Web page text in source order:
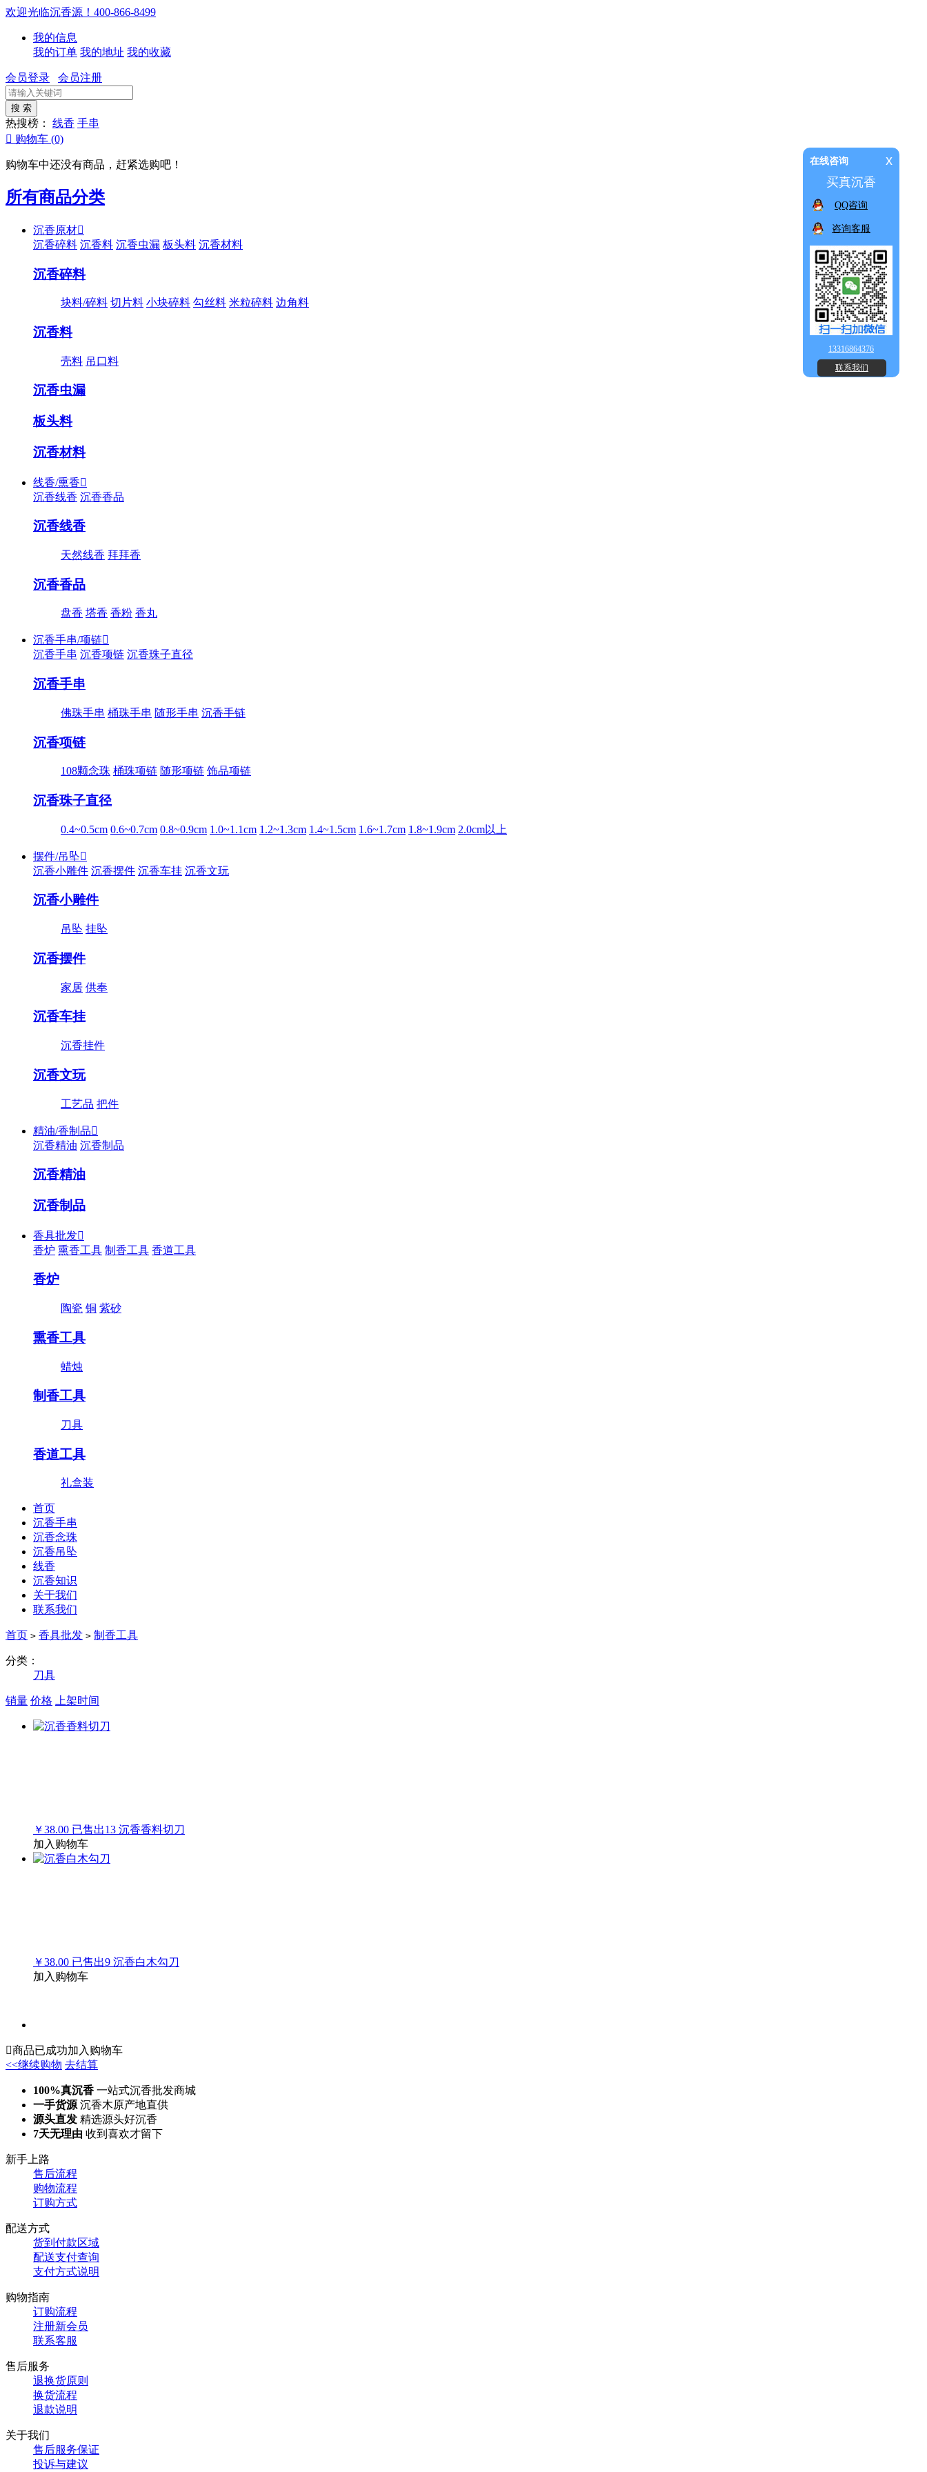
欢迎光临沉香源！400-866-8499
我的信息
我的订单 我的地址 我的收藏
会员登录 会员注册
热搜榜： 线香 手串
 购物车 (0)
购物车中还没有商品，赶紧选购吧！
所有商品分类
沉香原材
沉香碎料 沉香料 沉香虫漏 板头料 沉香材料
沉香碎料
块料/碎料 切片料 小块碎料 勾丝料 米粒碎料 边角料
沉香料
壳料 吊口料
沉香虫漏
板头料
沉香材料
线香/熏香
沉香线香 沉香香品
沉香线香
天然线香 拜拜香
沉香香品
盘香 塔香 香粉 香丸
沉香手串/项链
沉香手串 沉香项链 沉香珠子直径
沉香手串
佛珠手串 桶珠手串 随形手串 沉香手链
沉香项链
108颗念珠 桶珠项链 随形项链 饰品项链
沉香珠子直径
0.4~0.5cm 0.6~0.7cm 0.8~0.9cm 1.0~1.1cm 1.2~1.3cm 1.4~1.5cm 1.6~1.7cm 1.8~1.9cm 2.0cm以上
摆件/吊坠
沉香小雕件 沉香摆件 沉香车挂 沉香文玩
沉香小雕件
吊坠 挂坠
沉香摆件
家居 供奉
沉香车挂
沉香挂件
沉香文玩
工艺品 把件
精油/香制品
沉香精油 沉香制品
沉香精油
沉香制品
香具批发
香炉 熏香工具 制香工具 香道工具
香炉
陶瓷 铜 紫砂
熏香工具
蜡烛
制香工具
刀具
香道工具
礼盒装
首页
沉香手串
沉香念珠
沉香吊坠
线香
沉香知识
关于我们
联系我们
首页 > 香具批发 > 制香工具
分类：
刀具
销量 价格 上架时间
￥38.00 已售出13 沉香香料切刀
加入购物车
￥38.00 已售出9 沉香白木勾刀
加入购物车
商品已成功加入购物车
<<继续购物 去结算
100%真沉香 一站式沉香批发商城
一手货源 沉香木原产地直供
源头直发 精选源头好沉香
7天无理由 收到喜欢才留下
新手上路
售后流程
购物流程
订购方式
配送方式
货到付款区域
配送支付查询
支付方式说明
购物指南
订购流程
注册新会员
联系客服
售后服务
退换货原则
换货流程
退款说明
关于我们
售后服务保证
投诉与建议
在线咨询 x
买真沉香
QQ咨询
咨询客服
13316864376
联系我们